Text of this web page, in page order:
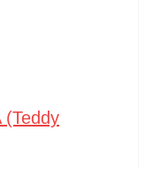
(Teddy